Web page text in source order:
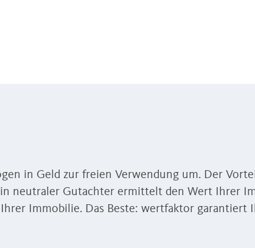
in Geld zur freien Verwendung um. Der
neutraler Gutachter ermittelt den Wert Ihrer
Immobilie. Das Beste: wertfaktor garantiert